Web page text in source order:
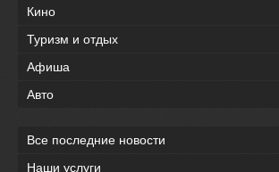
Кино
Туризм и отдых
Афиша
Авто
Все последние новости
Наши услуги